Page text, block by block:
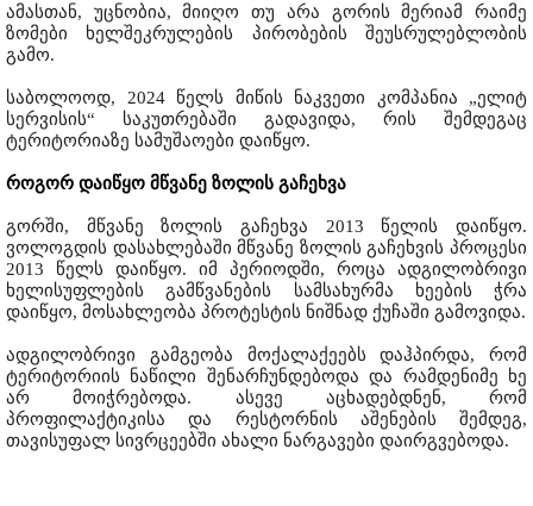
ამასთან, უცნობია, მიიღო თუ არა გორის მერიამ რაიმე
ზომები ხელშეკრულების პირობების შეუსრულებლობის
გამო.
საბოლოოდ, 2024 წელს მიწის ნაკვეთი კომპანია „ელიტ
სერვისის“ საკუთრებაში გადავიდა, რის შემდეგაც
ტერიტორიაზე სამუშაოები დაიწყო.
როგორ დაიწყო მწვანე ზოლის გაჩეხვა
გორში, მწვანე ზოლის გაჩეხვა 2013 წელის დაიწყო.
ვოლოგდის დასახლებაში მწვანე ზოლის გაჩეხვის პროცესი
2013 წელს დაიწყო. იმ პერიოდში, როცა ადგილობრივი
ხელისუფლების გამწვანების სამსახურმა ხეების ჭრა
დაიწყო, მოსახლეობა პროტესტის ნიშნად ქუჩაში გამოვიდა.
ადგილობრივი გამგეობა მოქალაქეებს დაჰპირდა, რომ
ტერიტორიის ნაწილი შენარჩუნდებოდა და რამდენიმე ხე
არ მოიჭრებოდა. ასევე აცხადებდნენ, რომ
პროფილაქტიკისა და რესტორნის აშენების შემდეგ,
თავისუფალ სივრცეებში ახალი ნარგავები დაირგვებოდა.